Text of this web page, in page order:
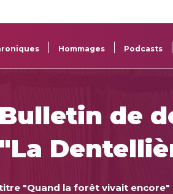
Sacem
des œuvres
Hommages Podcasts
Bulletin de
"La
"Quand la forêt vivait encore"